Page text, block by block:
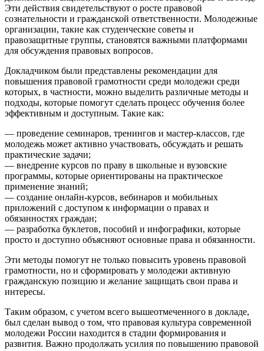
Эти действия свидетельствуют о росте правовой
сознательности и гражданской ответственности. Молодежные
организации, такие как студенческие советы и
правозащитные группы, становятся важными платформами
для обсуждения правовых вопросов.
Докладчиком были представлены рекомендации для
повышения правовой грамотности среди молодежи среди
которых, в частности, можно выделить различные методы и
подходы, которые помогут сделать процесс обучения более
эффективным и доступным. Такие как:
— проведение семинаров, тренингов и мастер-классов, где
молодежь может активно участвовать, обсуждать и решать
практические задачи;
— внедрение курсов по праву в школьные и вузовские
программы, которые ориентированы на практическое
применение знаний;
— создание онлайн-курсов, вебинаров и мобильных
приложений с доступом к информации о правах и
обязанностях граждан;
— разработка буклетов, пособий и инфографики, которые
просто и доступно объясняют основные права и обязанности.
Эти методы помогут не только повысить уровень правовой
грамотности, но и сформировать у молодежи активную
гражданскую позицию и желание защищать свои права и
интересы.
Таким образом, с учетом всего вышеотмеченного в докладе,
был сделан вывод о том, что правовая культура современной
молодежи России находится в стадии формирования и
развития. Важно продолжать усилия по повышению правовой